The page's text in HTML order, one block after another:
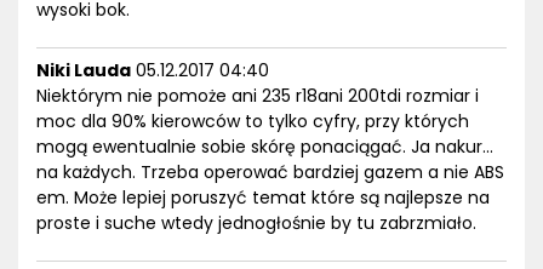
wysoki bok.
Niki Lauda 05.12.2017 04:40
Niektórym nie pomoże ani 235 r18ani 200tdi rozmiar i
moc dla 90% kierowców to tylko cyfry, przy których
mogą ewentualnie sobie skórę ponaciągać. Ja nakur...
na każdych. Trzeba operować bardziej gazem a nie ABS
em. Może lepiej poruszyć temat które są najlepsze na
proste i suche wtedy jednogłośnie by tu zabrzmiało.